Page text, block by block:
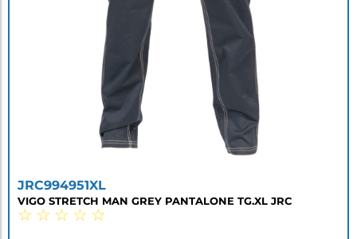
JRC994951XL
VIGO STRETCH MAN GREY PANTALONE TG.XL JRC
☆ ☆ ☆ ☆ ☆